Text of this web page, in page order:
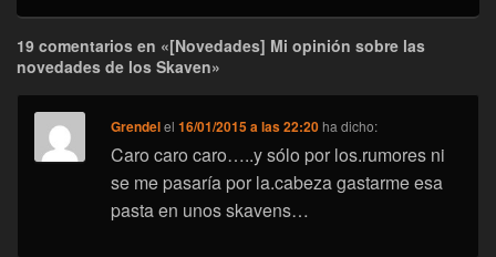
19 comentarios en «[Novedades] Mi opinión sobre las
novedades de los Skaven»
Grendelel16/01/2015 a las 22:20 ha dicho:
Caro caro caro…..y sólo por los.rumores ni
se me pasaría por la.cabeza gastarme esa
pasta en unos skavens…